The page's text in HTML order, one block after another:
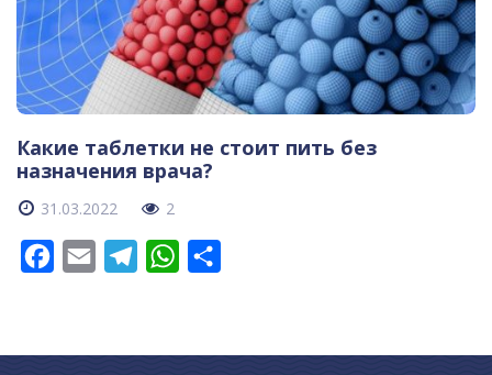
Какие таблетки не стоит пить без
назначения врача?
31.03.2022 2
Facebook
Email TelegramWhatsApp